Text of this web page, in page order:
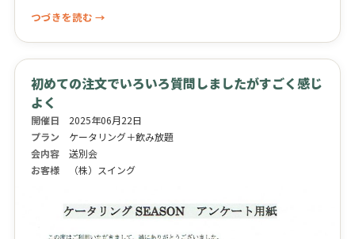
つづきを読む →
初めての注文でいろいろ質問しましたがすごく感じ
よく
開催日
2025年06月22日
プラン
ケータリング＋飲み放題
会内容
送別会
お客様
（株）スイング